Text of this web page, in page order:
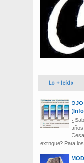
Lo + leído
OJO
años
extingue? Para los